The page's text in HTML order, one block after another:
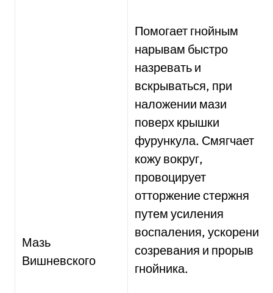
Мазь
Вишневского
Помогает гнойным
нарывам быстро
назревать и
вскрываться, при
наложении мази
поверх крышки
фурункула. Смягчает
кожу вокруг,
провоцирует
отторжение стержня
путем усиления
воспаления, ускорение
созревания и прорыв
гнойника.